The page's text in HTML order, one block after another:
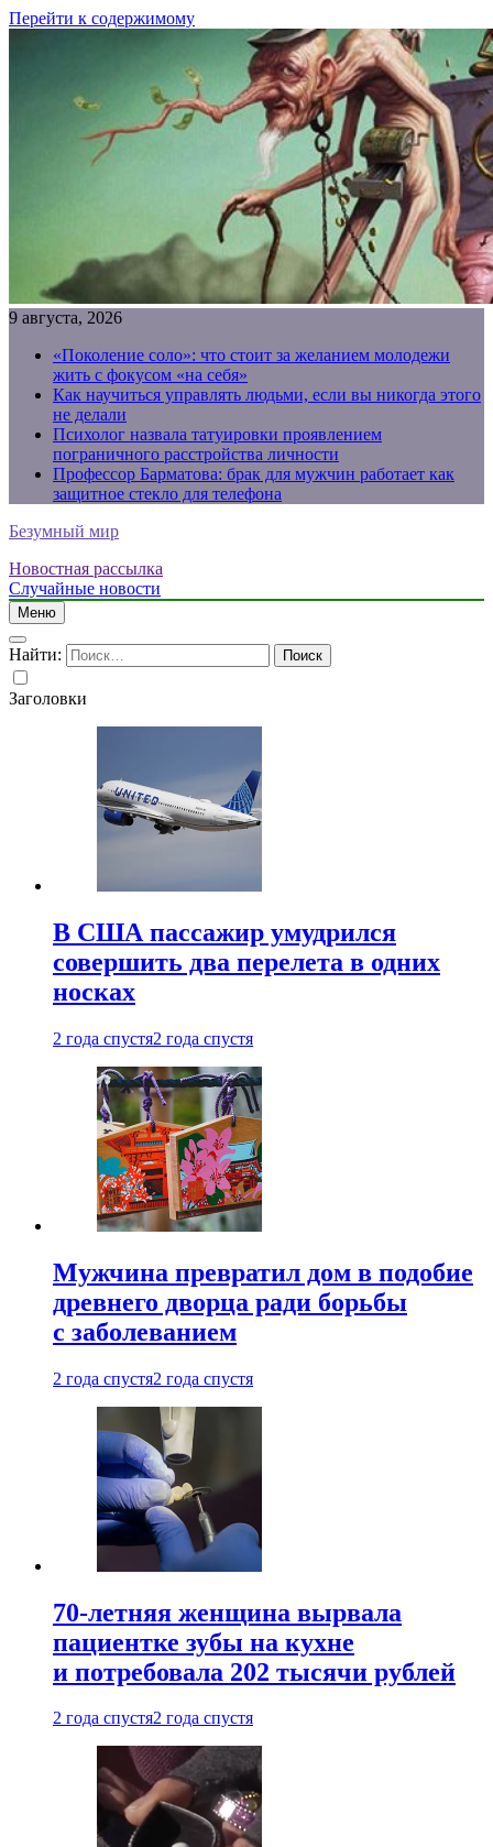
Перейти к содержимому
9 августа, 2026
«Поколение соло»: что стоит за желанием молодежи
жить с фокусом «на себя»
Как научиться управлять людьми, если вы никогда этого
не делали
Психолог назвала татуировки проявлением
пограничного расстройства личности
Профессор Барматова: брак для мужчин работает как
защитное стекло для телефона
Безумный мир
Новостная рассылка
Случайные новости
Меню
Найти:
Заголовки
В США пассажир умудрился
совершить два перелета в одних
носках
2 года спустя2 года спустя
Мужчина превратил дом в подобие
древнего дворца ради борьбы
с заболеванием
2 года спустя2 года спустя
70-летняя женщина вырвала
пациентке зубы на кухне
и потребовала 202 тысячи рублей
2 года спустя2 года спустя